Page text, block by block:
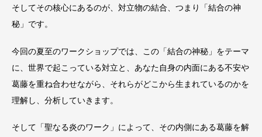
そしてその核心にあるのが、対立物の結合、つまり「結合の神
秘」です。
今回の夏至のワークショップでは、この「結合の神秘」をテーマ
に、世界で起こっている対立と、あなた自身の内面にある不安や
葛藤を重ね合わせながら、それらがどこから生まれているのかを
理解し、分析していきます。
そして「聖なる炎のワーク」によって、その内側にある葛藤を解